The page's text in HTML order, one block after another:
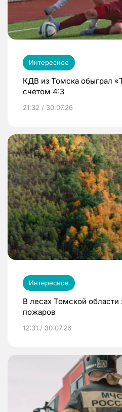
Интересное
КДВ из Томска обыграл
счетом 4:3
21:32 / 30.07.26
Интересное
В лесах Томской области
пожаров
12:31 / 30.07.26